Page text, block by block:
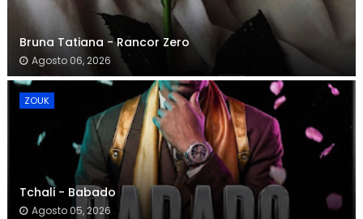
Bruna Tatiana - Rancor Zero
Agosto 06, 2026
ZOUK
Tchali - Babado
Agosto 05, 2026